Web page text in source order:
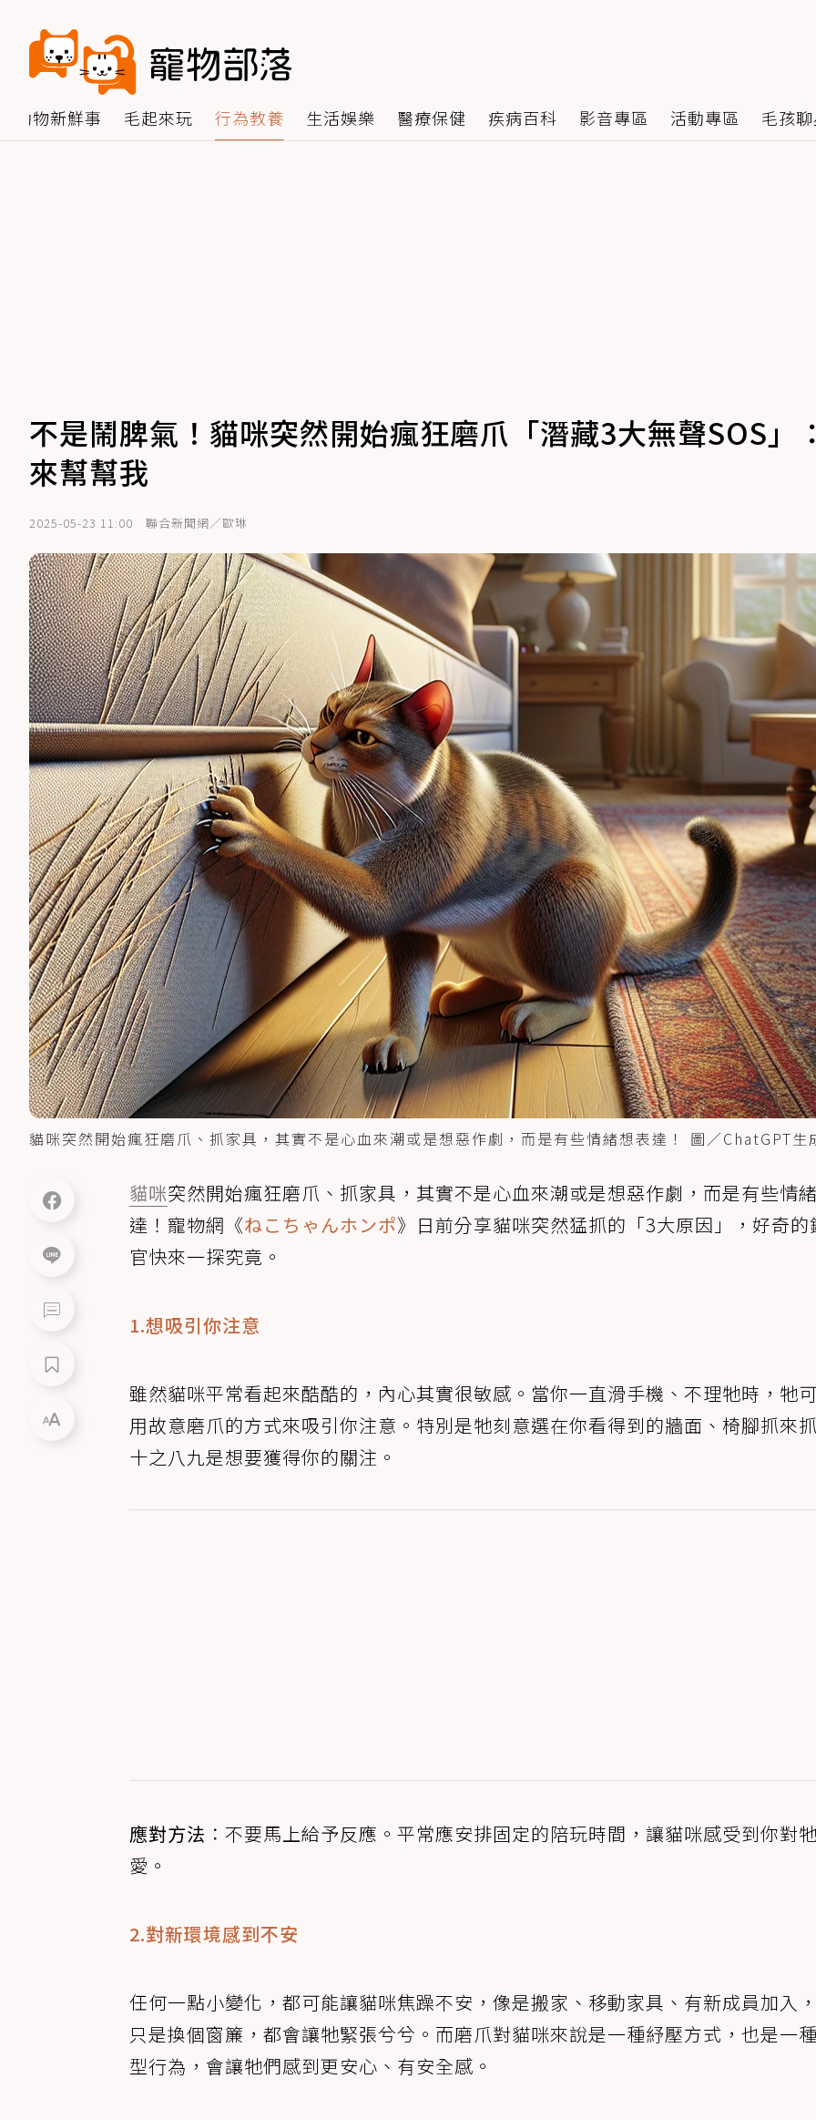
動物新鮮事 毛起來玩 行為教養 生活娛樂 醫療保健 疾病百科 影音專區 活動專區 毛孩
不是鬧脾氣！貓咪突然開始瘋狂磨爪「潛藏3大無聲SOS」
來幫幫我
2025-05-23 11:00 聯合新聞網／歐琳
貓咪突然開始瘋狂磨爪、抓家具，其實不是心血來潮或是想惡作劇，而是有些情緒想表達！ 圖／ChatGPT生
貓咪突然開始瘋狂磨爪、抓家具，其實不是心血來潮或是想惡作劇，而是有些情
達！寵物網《ねこちゃんホンポ》日前分享貓咪突然猛抓的「3大原因」，好奇的
官快來一探究竟。
1.想吸引你注意
雖然貓咪平常看起來酷酷的，內心其實很敏感。當你一直滑手機、不理牠時，牠
用故意磨爪的方式來吸引你注意。特別是牠刻意選在你看得到的牆面、椅腳抓來抓
十之八九是想要獲得你的關注。
應對方法 ：不要馬上給予反應。平常應安排固定的陪玩時間，讓貓咪感受到你對
愛。
2.對新環境感到不安
任何一點小變化，都可能讓貓咪焦躁不安，像是搬家、移動家具、有新成員加入
只是換個窗簾，都會讓牠緊張兮兮。而磨爪對貓咪來說是一種紓壓方式，也是一
型行為，會讓牠們感到更安心、有安全感。